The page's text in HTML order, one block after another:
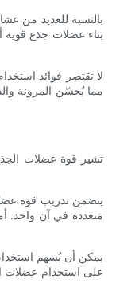
بالنسبة للعديد من
بناء عضلات جذع قوية
لا تقتصر فوائد
مما يُحسّن المرونة
تشير قوة عضلات
يتضمن تدريب قوة
متعددة في آن واحد.
يمكن أن يُسهم
على استخدام عضلات